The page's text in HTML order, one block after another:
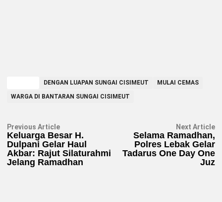
DENGAN LUAPAN SUNGAI CISIMEUT
MULAI CEMAS
WARGA DI BANTARAN SUNGAI CISIMEUT
Navigasi
pos
Previous ArticlePrevious
article:
Keluarga Besar H.
Dulpani Gelar Haul
Akbar: Rajut Silaturahmi
Jelang Ramadhan
Next Article
Selama Ramadhan,
Polres Lebak Gelar
Tadarus One Day One
Juz